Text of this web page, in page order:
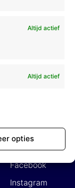
Altijd actief
Altijd actief
opties
direct aan!
Linkedin
Facebook
Instagram